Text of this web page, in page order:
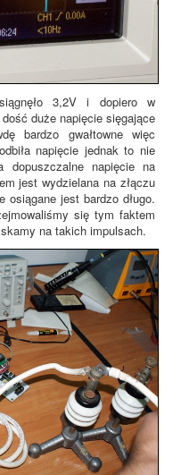
3,2V i dopiero w
duże napięcie sięgające
bardzo gwałtowne więc
napięcie jednak to nie
napięcie na
jest wydzielana na złączu
osiągane jest bardzo długo.
się tym faktem
na takich impulsach.